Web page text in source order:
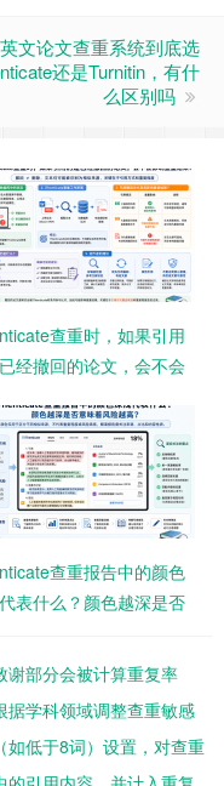
英文论文查重系统到底选
还是Turnitin，有什
么区别吗
查重时，如果引用
经撤回的论文，会不会
查重报告中的颜色
表什么？颜色越深是否
部分会被计算重复率
学科领域调整查重敏感
低于8词）设置，对查重